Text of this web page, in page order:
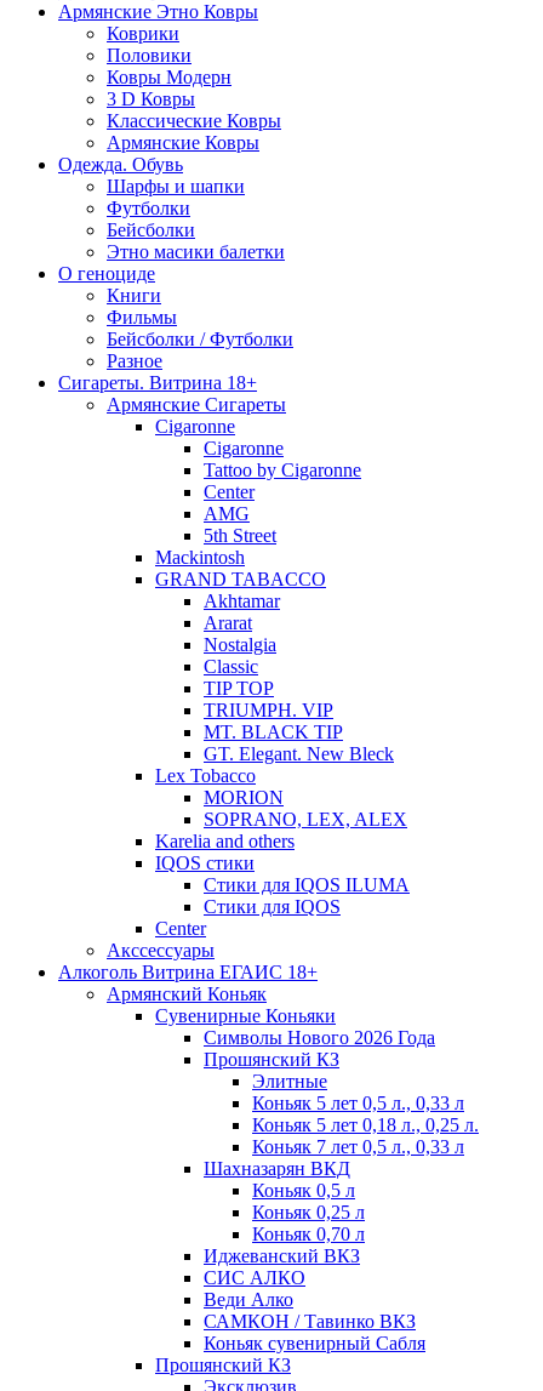
Армянские Этно Ковры
Коврики
Половики
Ковры Модерн
3 D Ковры
Классические Ковры
Армянские Ковры
Одежда. Обувь
Шарфы и шапки
Футболки
Бейсболки
Этно масики балетки
О геноциде
Книги
Фильмы
Бейсболки / Футболки
Разное
Сигареты. Витрина 18+
Армянские Сигареты
Cigaronne
Cigaronne
Tattoo by Cigaronne
Center
AMG
5th Street
Mackintosh
GRAND TABACCO
Akhtamar
Ararat
Nostalgia
Classic
TIP TOP
TRIUMPH. VIP
MT. BLACK TIP
GT. Elegant. New Bleck
Lex Tobacco
MORION
SOPRANO, LEX, ALEX
Karelia and others
IQOS стики
Стики для IQOS ILUMA
Стики для IQOS
Сenter
Акссессуары
Алкоголь Витрина ЕГАИС 18+
Армянский Коньяк
Сувенирные Коньяки
Символы Нового 2026 Года
Прошянский КЗ
Элитные
Коньяк 5 лет 0,5 л., 0,33 л
Коньяк 5 лет 0,18 л., 0,25 л.
Коньяк 7 лет 0,5 л., 0,33 л
Шахназарян ВКД
Коньяк 0,5 л
Коньяк 0,25 л
Коньяк 0,70 л
Иджеванский ВКЗ
СИС АЛКО
Веди Алко
САМКОН / Тавинко ВКЗ
Коньяк сувенирный Сабля
Прошянский КЗ
Эксклюзив